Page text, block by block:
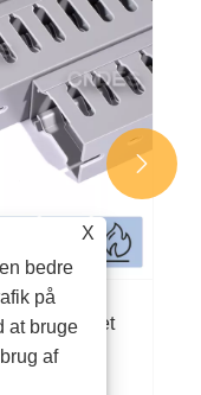
et

X
bedre
på
at bruge
af